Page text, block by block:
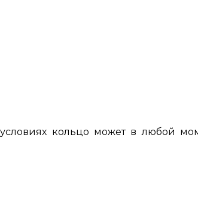
кольцо может в любой